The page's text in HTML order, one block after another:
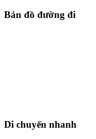
Bản đồ đường đi
Di chuyển nhanh